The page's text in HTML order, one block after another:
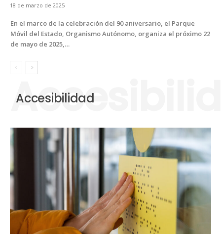
18 de mar­zo de 2025
En el mar­co de la cel­e­bración del 90 aniver­sario, el Par­que
Móvil del Esta­do, Organ­is­mo Autónomo, orga­ni­za el próx­i­mo 22
de mayo de 2025,…
Accesibilidad